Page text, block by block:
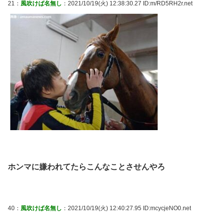
21： 風吹けば名無し ：2021/10/19(火) 12:38:30.27 ID:m/RD5RH2r.net
ホンマに嫌われてたらこんなことさせんやろ
40： 風吹けば名無し ：2021/10/19(火) 12:40:27.95 ID:mcycjeNO0.net